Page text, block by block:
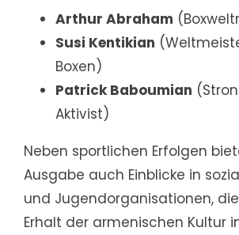
Arthur Abraham
Susi Kentikian
Boxen)
Patrick Baboumian
Aktivist)
Neben sportlichen Erfolgen
Ausgabe auch Einblicke in
und Jugendorganisationen,
Erhalt der armenischen Kultur